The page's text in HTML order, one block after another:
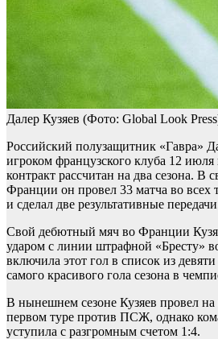
Далер Кузяев (Фото: Global Look
Российский полузащитник «Гавра»
игроком французского клуба 12
контракт рассчитан на два сезона. В
Франции он провел 33 матча во всех
и сделал две результативные
Свой дебютный мяч во Франции
ударом с линии штрафной «Бресту»
включила этот гол в список из
самого красивого гола сезона в
В нынешнем сезоне Кузяев провел на
первом туре против ПСЖ, однако
уступила с разгромным счетом 1:4.